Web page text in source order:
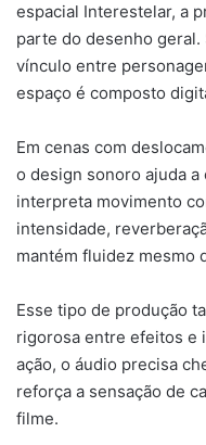
espacial Interestelar, a
parte do desenho
vínculo entre
espaço é composto
Em cenas com
o design sonoro ajuda
interpreta movimento
intensidade,
mantém fluidez mesmo
Esse tipo de produção
rigorosa entre efeitos e
ação, o áudio precisa
reforça a sensação de
filme.